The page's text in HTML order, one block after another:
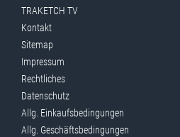
TRAKETCH TV
Kontakt
Sitemap
Impressum
Rechtliches
Datenschutz
Allg. Einkaufsbedingungen
Allg. Geschäftsbedingungen